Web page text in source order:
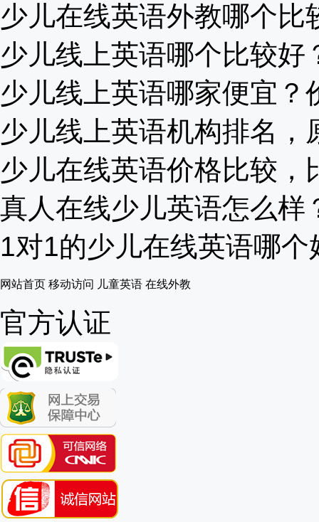
少儿在线英语外教哪个比
少儿线上英语哪个比较好
少儿线上英语哪家便宜？
少儿线上英语机构排名，
少儿在线英语价格比较，
真人在线少儿英语怎么样
1对1的少儿在线英语哪个
网站首页 移动访问 儿童英语 在线外教
官方认证